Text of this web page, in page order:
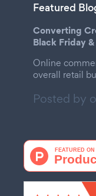
Featured
Converting
Black Friday
Online
overall retail
Posted by